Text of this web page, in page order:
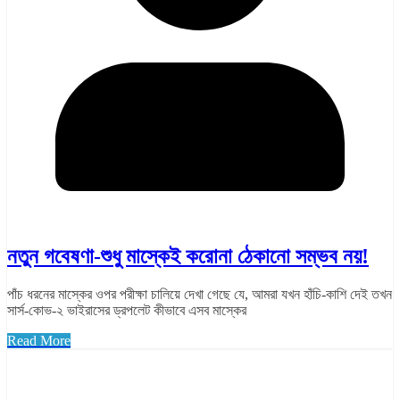
নতুন গবেষণা-শুধু মাস্কেই করোনা ঠেকানো সম্ভব নয়!
পাঁচ ধরনের মাস্কের ওপর পরীক্ষা চালিয়ে দেখা গেছে যে, আমরা যখন হাঁচি-কাশি দেই তখন
সার্স-কোভ-২ ভাইরাসের ড্রপলেট কীভাবে এসব মাস্কের
Read More